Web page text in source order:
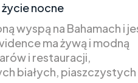
nocne
wyspą na Bahamach i
ma żywą i modną
i restauracji,
białych, piaszczystych